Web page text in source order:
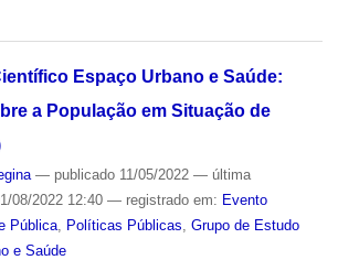
Espaço Urbano e Saúde:
a População em Situação de
— publicado11/05/2022 — última
08/2022 12:40 — registrado em: Evento
Pública, Políticas Públicas Grupo de Estudo
e Saúde